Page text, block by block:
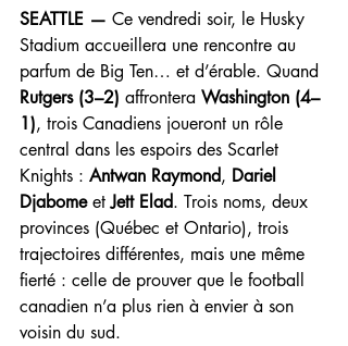
SEATTLE — Ce vendredi soir, le Husky
Stadium accueillera une rencontre au
parfum de Big Ten… et d’érable. Quand
Rutgers (3–2) affrontera Washington (4–
1), trois Canadiens joueront un rôle
central dans les espoirs des Scarlet
Knights : Antwan Raymond, Dariel
Djabome et Jett Elad. Trois noms, deux
provinces (Québec et Ontario), trois
trajectoires différentes, mais une même
fierté : celle de prouver que le football
canadien n’a plus rien à envier à son
voisin du sud.